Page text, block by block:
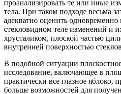
проанализировать те или иные
тела. При таком подходе весьма
адекватно оценить
стекловидном теле изменений и
хрусталиком, плоской частью
внутренней поверхностью
В подобной ситуации
исследование, включающее в
практически все глазное яблоко,
больше возможностей для